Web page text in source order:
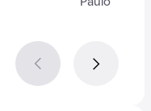
Paulo